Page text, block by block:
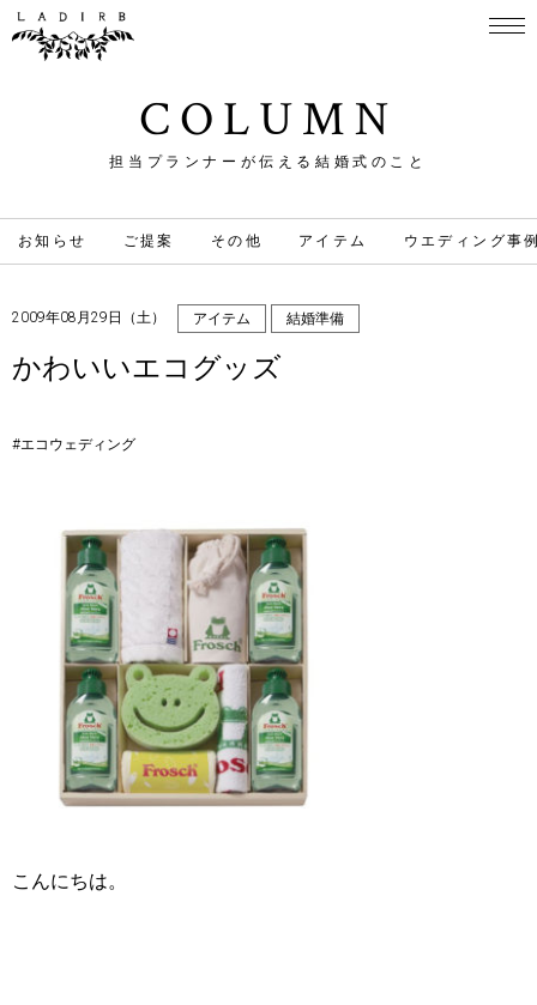
COLUMN
担当プランナーが伝える結婚式のこと
お知らせ ご提案 その他 アイテム ウエディング事
2009年08月29日（土） アイテム 結婚準備
かわいいエコグッズ
#エコウェディング
こんにちは。